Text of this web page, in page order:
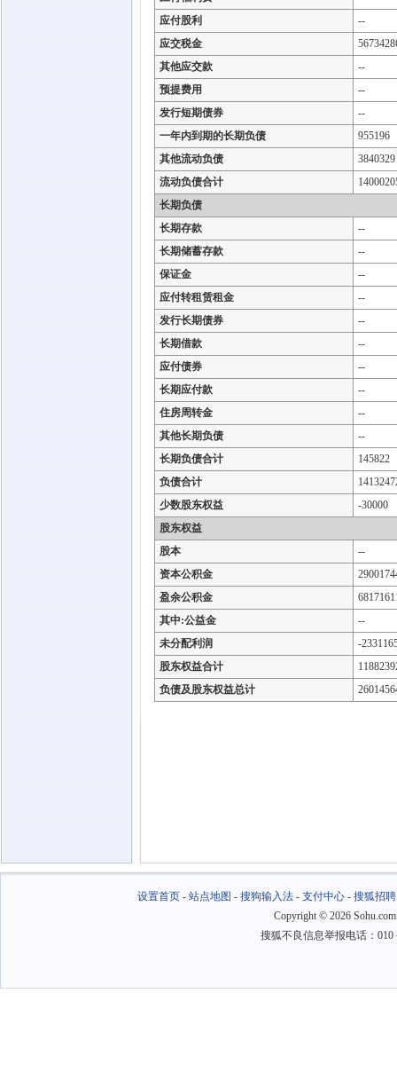
应付股利
--
应交税金
其他应交款
--
预提费用
--
发行短期债券
--
一年内到期的长期负债
955196
其他流动负债
3840329
流动负债合计
长期负债
长期存款
--
长期储蓄存款
--
保证金
--
应付转租赁租金
--
发行长期债券
--
长期借款
--
应付债券
--
长期应付款
--
住房周转金
--
其他长期负债
--
长期负债合计
145822
负债合计
少数股东权益
-30000
股东权益
股本
--
资本公积金
盈余公积金
其中:公益金
--
未分配利润
-
股东权益合计
负债及股东权益总计
设置首页- 站点地图 - 搜狗输入法- 支付中心- 搜狐招聘
Copyright © 2026
搜狐不良信息举报电话：010